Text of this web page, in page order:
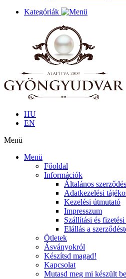
Kategóriák
HU
EN
Menü
Menü
Főoldal
Információk
Általános
Adatkezelési
Kezelési útmutató
Impresszum
Szállítási és
Elállás a
Ötletek
Ásványokról
Készítsd magad!
Kapcsolat
Mutasd meg mi készült